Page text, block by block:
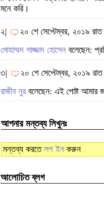
মনে করি।
২|
২০ শে সেপ্টেম্বর, ২০১৯
মোহাম্মদ সাজ্জাদ হোসেন বলেছেন:
৩|
২০ শে সেপ্টেম্বর, ২০১৯
রাজীব নুর বলেছেন: এই পোষ্ট আমার
আপনার মন্তব্য লিখুনঃ
মন্তব্য করতে লগ ইন করুন
আলোচিত ব্লগ